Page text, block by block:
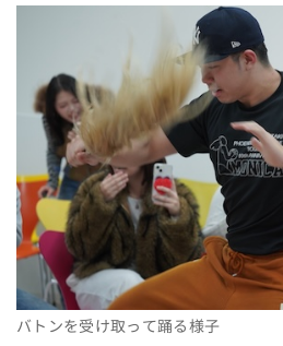
バトンを受け取って踊る様子